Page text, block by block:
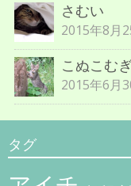
さむい
2015年8月
こぬこむ
2015年6月
タグ